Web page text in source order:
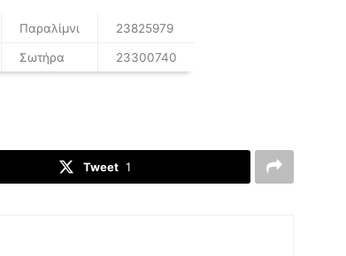
Παραλίμνι 23825979
Σωτήρα 23300740
Tweet 1